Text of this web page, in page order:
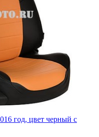
год, цвет черный с